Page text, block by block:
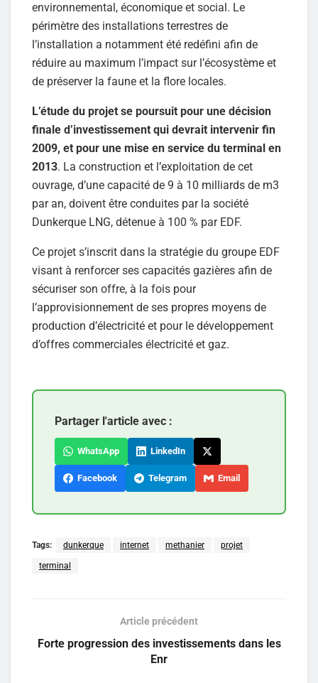
environnemental, économique et social. Le
périmètre des installations terrestres de
l’installation a notamment été redéfini afin de
réduire au maximum l’impact sur l’écosystème et
de préserver la faune et la flore locales.
L’étude du projet se poursuit pour une décision
finale d’investissement qui devrait intervenir fin
2009, et pour une mise en service du terminal en
2013. La construction et l’exploitation de cet
ouvrage, d’une capacité de 9 à 10 milliards de m3
par an, doivent être conduites par la société
Dunkerque LNG, détenue à 100 % par EDF.
Ce projet s’inscrit dans la stratégie du groupe EDF
visant à renforcer ses capacités gazières afin de
sécuriser son offre, à la fois pour
l’approvisionnement de ses propres moyens de
production d’électricité et pour le développement
d’offres commerciales électricité et gaz.
Partager l'article avec :
WhatsApp LinkedIn
Facebook Telegram Email
Tags: dunkerque internet methanier projet
terminal
Article précédent
Forte progression des investissements dans les
Enr